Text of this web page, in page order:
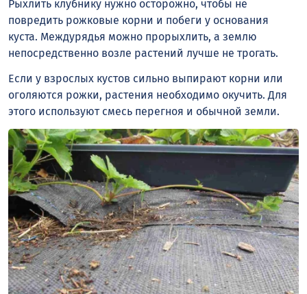
Рыхлить клубнику нужно осторожно, чтобы не
повредить рожковые корни и побеги у основания
куста. Междурядья можно прорыхлить, а землю
непосредственно возле растений лучше не трогать.
Если у взрослых кустов сильно выпирают корни или
оголяются рожки, растения необходимо окучить. Для
этого используют смесь перегноя и обычной земли.